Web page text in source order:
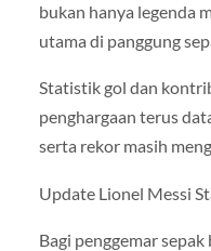
bukan hanya legenda
utama di panggung
Statistik gol dan
penghargaan terus
serta rekor masih
Update Lionel Messi
Bagi penggemar